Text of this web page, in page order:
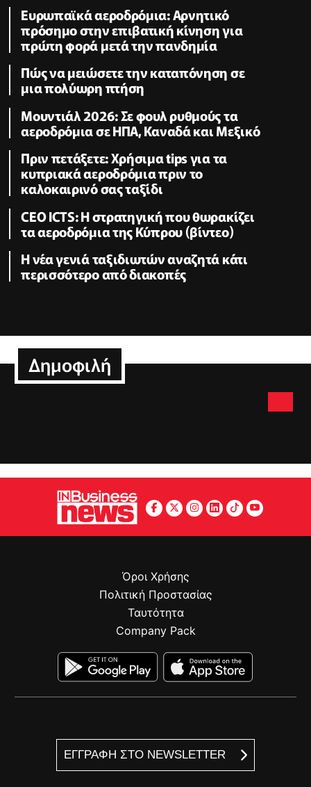
Ευρωπαϊκά αεροδρόμια: Αρνητικό
πρόσημο στην επιβατική κίνηση για
πρώτη φορά μετά την πανδημία
Πώς να μειώσετε την καταπόνηση σε
μια πολύωρη πτήση
Μουντιάλ 2026: Σε φουλ ρυθμούς τα
αεροδρόμια σε ΗΠΑ, Καναδά και Μεξικό
Πριν πετάξετε: Χρήσιμα tips για τα
κυπριακά αεροδρόμια πριν το
καλοκαιρινό σας ταξίδι
CEO ICTS: Η στρατηγική που θωρακίζει
τα αεροδρόμια της Κύπρου (βίντεο)
Η νέα γενιά ταξιδιωτών αναζητά κάτι
περισσότερο από διακοπές
Δημοφιλή
ΕΓΓΡΑΦΗ ΣΤΟ NEWSLETTER
Όροι Χρήσης
Πολιτική Προστασίας
Ταυτότητα
Company Pack